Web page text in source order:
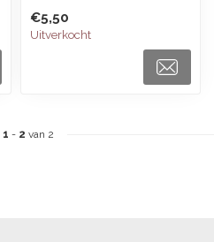
€5,50
Uitverkocht
1 - 2 van 2